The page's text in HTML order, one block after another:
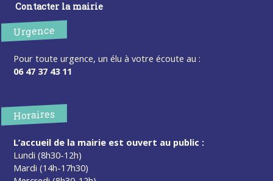
Contacter la mairie
Urgence
Pour toute urgence, un élu à votre écoute au :
06 47 37 43 11
Horaires
L’accueil de la mairie est ouvert au public :
Lundi (8h30-12h)
Mardi (14h-17h30)